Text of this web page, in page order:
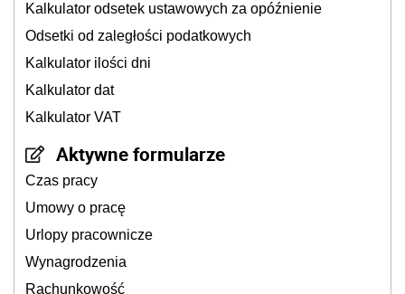
Kalkulator odsetek ustawowych za opóźnienie
Odsetki od zaległości podatkowych
Kalkulator ilości dni
Kalkulator dat
Kalkulator VAT
Aktywne formularze
Czas pracy
Umowy o pracę
Urlopy pracownicze
Wynagrodzenia
Rachunkowość